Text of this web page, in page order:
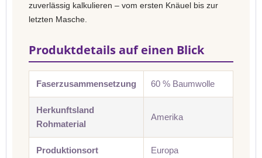
zuverlässig kalkulieren – vom ersten Knäuel bis zur
letzten Masche.
Produktdetails auf einen Blick
Faserzusammensetzung 60 % Baumwolle
Herkunftsland
Rohmaterial
Amerika
Produktionsort Europa